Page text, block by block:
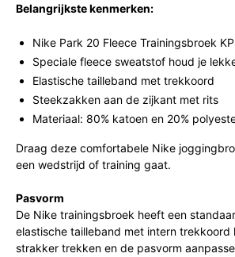
Belangrijkste kenmerken:
Nike Park 20 Fleece Trainingsbroek
Speciale fleece sweatstof houd je
Elastische tailleband met trekkoord
Steekzakken aan de zijkant met rits
Materiaal: 80% katoen en 20%
Draag deze comfortabele Nike
een wedstrijd of training gaat.
Pasvorm
De Nike trainingsbroek heeft een
elastische tailleband met intern
strakker trekken en de pasvorm